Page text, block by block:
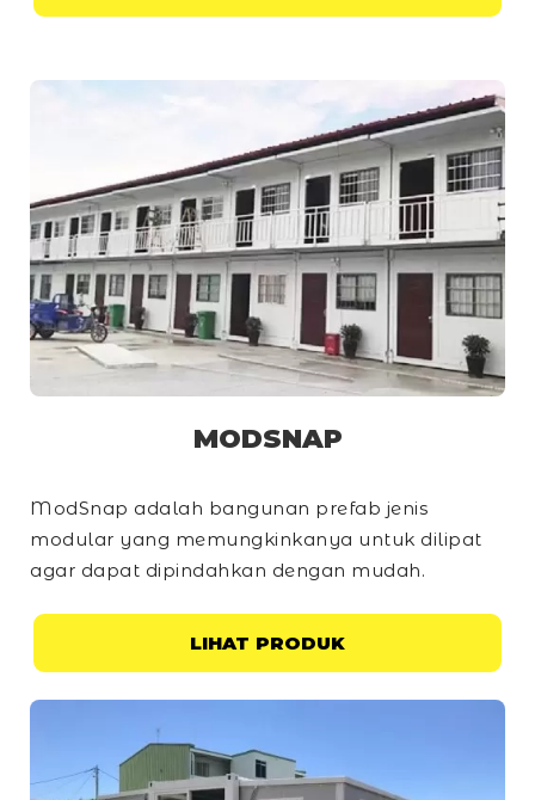
MODSNAP
ModSnap adalah bangunan prefab jenis
modular yang memungkinkanya untuk dilipat
agar dapat dipindahkan dengan mudah.
LIHAT PRODUK